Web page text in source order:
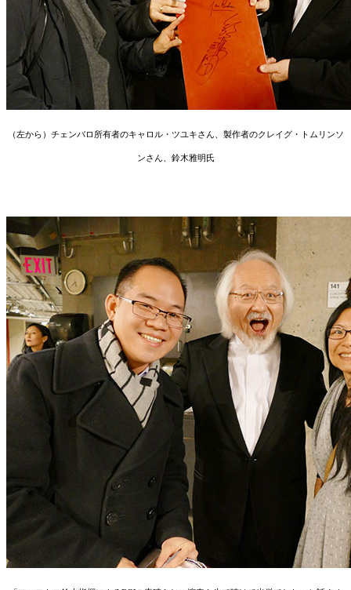
（左から）チェンバロ所有者のキャロル・ツユキさん、製作者のクレイグ・トムリンソ
ンさん、鈴木雅明氏